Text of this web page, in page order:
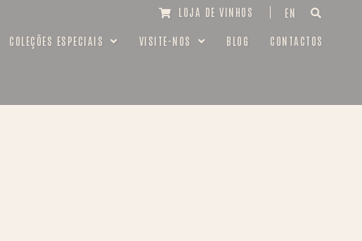
LOJA DE VINHOS EN
COLEÇÕES ESPECIAIS VISITE-NOS BLOG CONTACTOS